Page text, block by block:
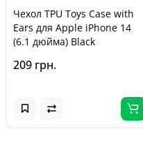
Чехол TPU Toys Case with
Ears для Apple iPhone 14
(6.1 дюйма) Black
209 грн.